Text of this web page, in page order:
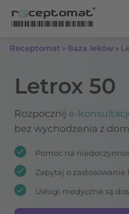
Receptomat » Baza leków »
Letrox 50
Rozpocznij e-
bez wychodzenia z
Pomoc na
Zapytaj o zastosowanie
Usługi medyczne są